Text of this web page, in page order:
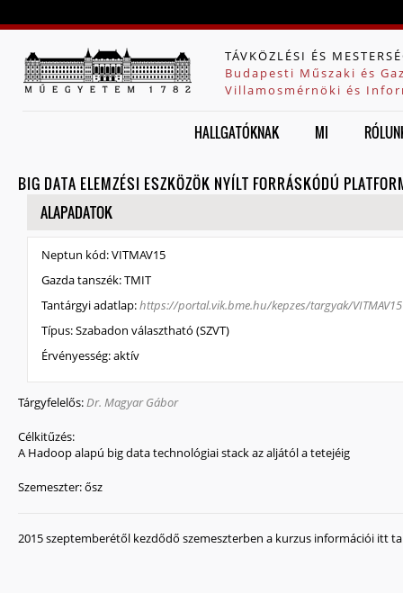
TÁVKÖZLÉSI ÉS
Budapesti Műszaki és
Villamosmérnöki és
HALLGATÓKNAK MI
BIG DATA ELEMZÉSI ESZKÖZÖK NYÍLT FORRÁSKÓDÚ
ELREJT
ALAPADATOK
Neptun kód:VITMAV15
Gazda tanszék:TMIT
Tantárgyi adatlap:https://portal.vik.bme.hu/kepzes/targyak/VITMAV15
Típus:Szabadon választható (SZVT)
Érvényesség:aktív
Tárgyfelelős: Dr. Magyar Gábor
Célkitűzés:
A Hadoop alapú big data technológiai stack az aljától a tetejéig
Szemeszter:ősz
2015 szeptemberétől kezdődő szemeszterben a kurzus információi itt